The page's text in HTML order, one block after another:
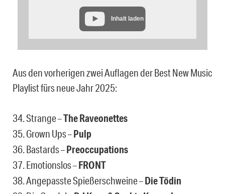
Inhalt laden
Aus den vorherigen zwei Auflagen der Best New Music
Playlist fürs neue Jahr 2025:
34. Strange –The Raveonettes
35. Grown Ups –Pulp
36. Bastards –Preoccupations
37. Emotionslos –FRONT
38. Angepasste Spießerschweine –Die Tödin